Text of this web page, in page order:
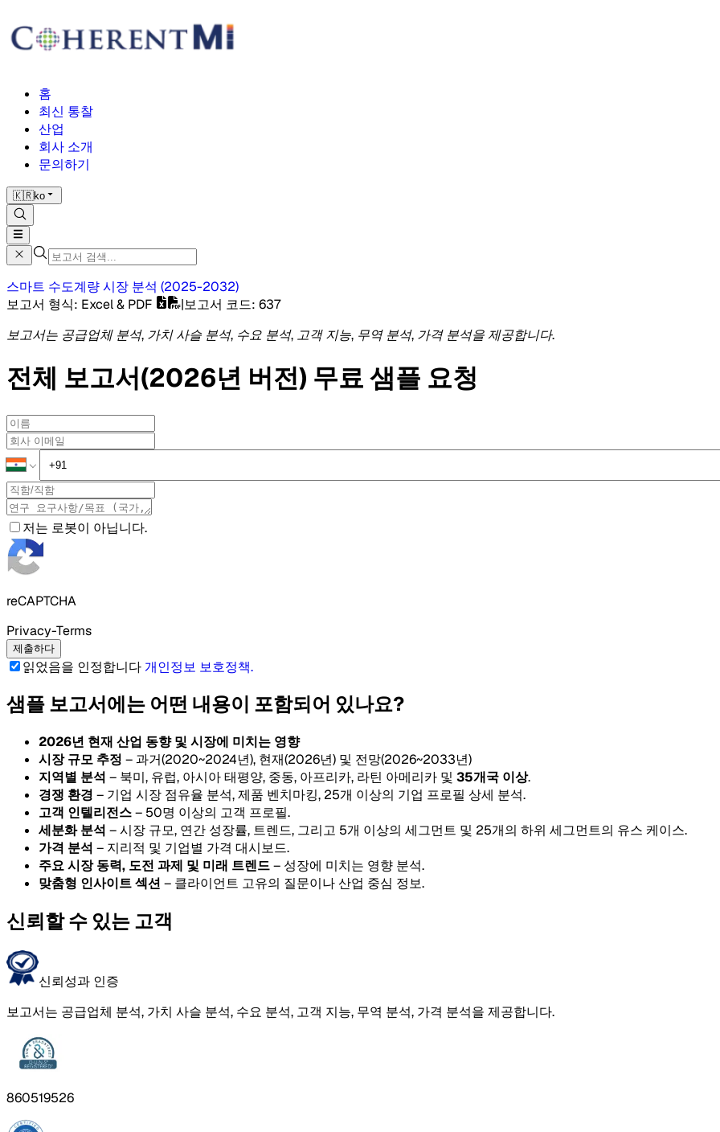
홈
최신 통찰
산업
회사 소개
문의하기
🇰🇷ko
스마트 수도계량 시장 분석 (2025-2032)
보고서 형식: Excel & PDF |보고서 코드: 637
보고서는 공급업체 분석, 가치 사슬 분석, 수요 분석, 고객 지능, 무역 분석, 가격 분석을 제공합니다.
전체 보고서(2026년 버전) 무료 샘플 요청
저는 로봇이 아닙니다.
reCAPTCHA
Privacy-Terms
제출하다
읽었음을 인정합니다개인정보 보호정책.
샘플 보고서에는 어떤 내용이 포함되어 있나요?
2026년 현재 산업 동향 및 시장에 미치는 영향
시장 규모 추정 – 과거(2020~2024년), 현재(2026년) 및 전망(2026~2033년)
지역별 분석 – 북미, 유럽, 아시아 태평양, 중동, 아프리카, 라틴 아메리카 및 35개국 이상.
경쟁 환경 – 기업 시장 점유율 분석, 제품 벤치마킹, 25개 이상의 기업 프로필 상세 분석.
고객 인텔리전스– 50명 이상의 고객 프로필.
세분화 분석 – 시장 규모, 연간 성장률, 트렌드, 그리고 5개 이상의 세그먼트 및 25개의 하위 세그먼트의 유스 케이스.
가격 분석 – 지리적 및 기업별 가격 대시보드.
주요 시장 동력, 도전 과제 및 미래 트렌드– 성장에 미치는 영향 분석.
맞춤형 인사이트 섹션 – 클라이언트 고유의 질문이나 산업 중심 정보.
신뢰할 수 있는 고객
신뢰성과 인증
보고서는 공급업체 분석, 가치 사슬 분석, 수요 분석, 고객 지능, 무역 분석, 가격 분석을 제공합니다.
860519526